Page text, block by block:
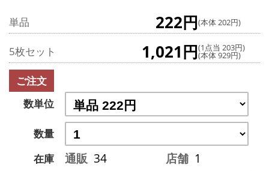
単品 222円(本体 202円)
5枚セット 1,021円(1点当 203円)
(本体 929円)
ご注文
数単位
数量
在庫
通販 34 店舗 1